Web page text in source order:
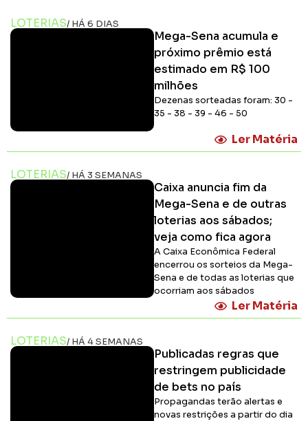
LOTERIAS/ HÁ 6 DIAS
Mega-Sena acumula e
próximo prêmio está
estimado em R$ 100
milhões
Dezenas sorteadas foram: 30 -
35 - 38 - 39 - 46 - 50
Ler Matéria
LOTERIAS/ HÁ 3 SEMANAS
Caixa anuncia fim da
Mega-Sena e de outras
loterias aos sábados;
veja como fica agora
A Caixa Econômica Federal
encerrou os sorteios da Mega-
Sena e de todas as loterias que
ocorriam aos sábados
Ler Matéria
LOTERIAS/ HÁ 4 SEMANAS
Publicadas regras que
restringem publicidade
de bets no país
Propagandas terão alertas e
novas restrições a partir do dia